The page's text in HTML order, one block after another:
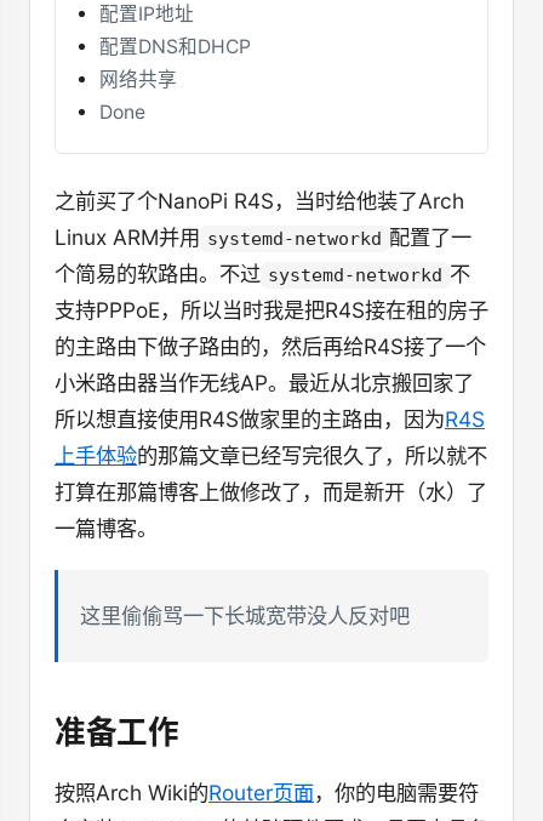
配置IP地址
配置DNS和DHCP
网络共享
Done
之前买了个NanoPi R4S，当时给他装了Arch
Linux ARM并用 systemd-networkd 配置了一
个简易的软路由。不过 systemd-networkd 不
支持PPPoE，所以当时我是把R4S接在租的房子
的主路由下做子路由的，然后再给R4S接了一个
小米路由器当作无线AP。最近从北京搬回家了
所以想直接使用R4S做家里的主路由，因为R4S
上手体验的那篇文章已经写完很久了，所以就不
打算在那篇博客上做修改了，而是新开（水）了
一篇博客。
这里偷偷骂一下长城宽带没人反对吧
准备工作
按照Arch Wiki的Router页面，你的电脑需要符